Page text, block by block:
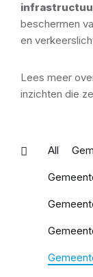
beschermen
en
Lees meer
inzichten die
All